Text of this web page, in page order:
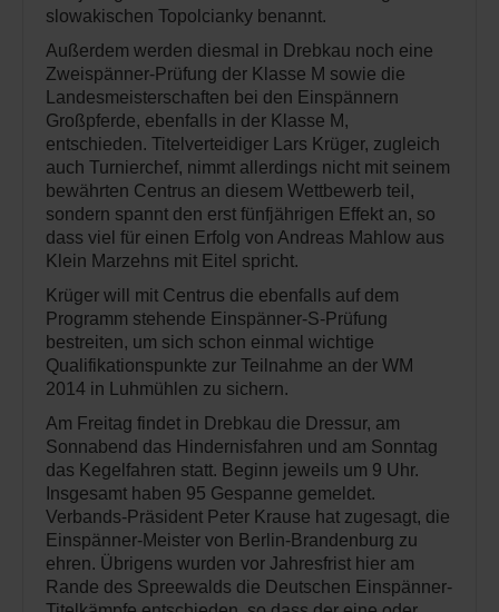
slowakischen Topolcianky benannt.
Außerdem werden diesmal in Drebkau noch eine
Zweispänner-Prüfung der Klasse M sowie die
Landesmeisterschaften bei den Einspännern
Großpferde, ebenfalls in der Klasse M,
entschieden. Titelverteidiger Lars Krüger, zugleich
auch Turnierchef, nimmt allerdings nicht mit seinem
bewährten Centrus an diesem Wettbewerb teil,
sondern spannt den erst fünfjährigen Effekt an, so
dass viel für einen Erfolg von Andreas Mahlow aus
Klein Marzehns mit Eitel spricht.
Krüger will mit Centrus die ebenfalls auf dem
Programm stehende Einspänner-S-Prüfung
bestreiten, um sich schon einmal wichtige
Qualifikationspunkte zur Teilnahme an der WM
2014 in Luhmühlen zu sichern.
Am Freitag findet in Drebkau die Dressur, am
Sonnabend das Hindernisfahren und am Sonntag
das Kegelfahren statt. Beginn jeweils um 9 Uhr.
Insgesamt haben 95 Gespanne gemeldet.
Verbands-Präsident Peter Krause hat zugesagt, die
Einspänner-Meister von Berlin-Brandenburg zu
ehren. Übrigens wurden vor Jahresfrist hier am
Rande des Spreewalds die Deutschen Einspänner-